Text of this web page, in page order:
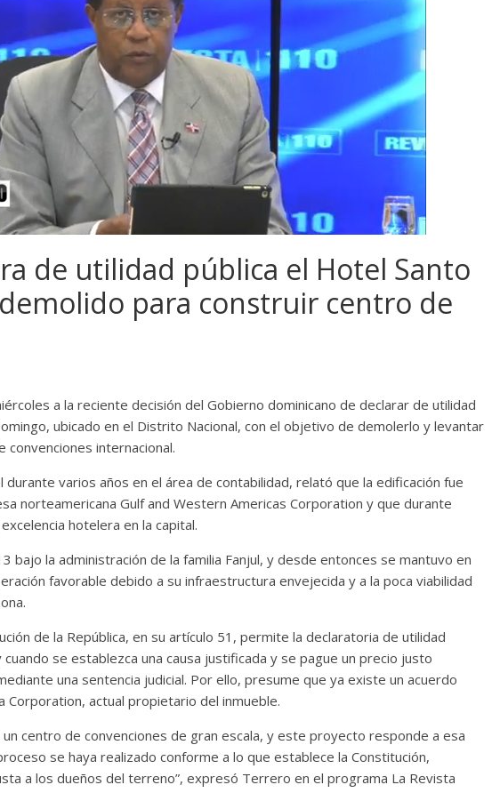
de utilidad pública el Hotel Santo
para construir centro de
a la reciente decisión del Gobierno dominicano de declarar de utilidad
ubicado en el Distrito Nacional, con el objetivo de demolerlo y levantar
internacional.
varios años en el área de contabilidad, relató que la edificación fue
norteamericana Gulf and Western Americas Corporation y que durante
hotelera en la capital.
bajo la administración de la familia Fanjul, y desde entonces se mantuvo en
favorable debido a su infraestructura envejecida y a la poca viabilidad
de la República, en su artículo 51, permite la declaratoria de utilidad
se establezca una causa justificada y se pague un precio justo
una sentencia judicial. Por ello, presume que ya existe un acuerdo
Corporation, actual propietario del inmueble.
un centro de convenciones de gran escala, y este proyecto responde a esa
se haya realizado conforme a lo que establece la Constitución,
a los dueños del terreno”, expresó Terrero en el programa La Revista